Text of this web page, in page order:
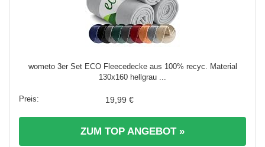
wometo 3er Set ECO Fleecedecke aus 100% recyc. Material
130x160 hellgrau ...
19,99 €
ZUM TOP ANGEBOT »